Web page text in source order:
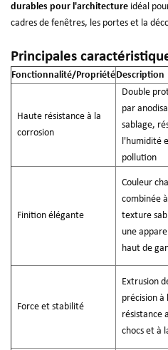
durables pour l'architecture idéal
cadres de fenêtres, les portes et la
Principales
Fonctionnalité/PropriétéDescription
Haute résistance à la
corrosion
Double
par
sablage,
l'humidité
pollution
Finition élégante
Couleur
combinée
texture
une
haut de
Force et stabilité
Extrusion
précision à
résistance
chocs et à